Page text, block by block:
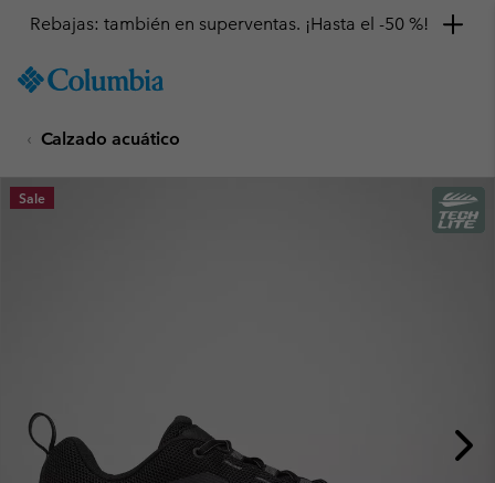
TO
SKIP
MAIN
NAV
Rebajas: también en superventas. ¡Hasta el -50 %!
Calzado acuático
Sale